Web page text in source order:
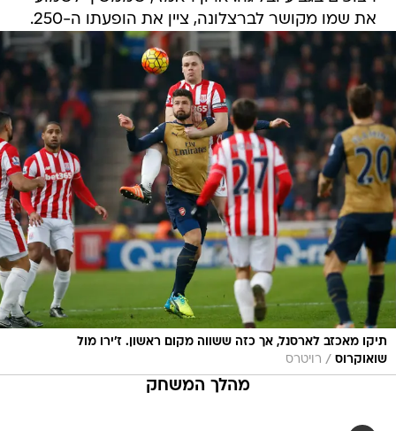
את שמו מקושר לברצלונה, ציין את הופעתו ה-250.
תיקו מאכזב לארסנל, אך כזה ששווה מקום ראשון. ז'ירו מול
שואוקרוס / רויטרס
מהלך המשחק